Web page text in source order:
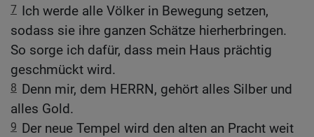
7 Ich werde alle Völker in Bewegung setzen,
sodass sie ihre ganzen Schätze hierherbringen.
So sorge ich dafür, dass mein Haus prächtig
geschmückt wird.
8 Denn mir, dem HERRN, gehört alles Silber und
alles Gold.
9 Der neue Tempel wird den alten an Pracht weit